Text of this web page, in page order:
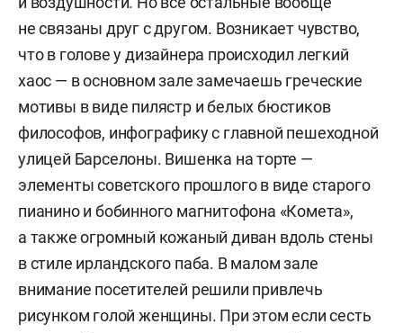
не связаны друг с другом. Возникает чувство,
что в голове у дизайнера происходил легкий
хаос — в основном зале замечаешь греческие
мотивы в виде пилястр и белых бюстиков
философов, инфографику с главной пешеходной
улицей Барселоны. Вишенка на торте —
элементы советского прошлого в виде старого
пианино и бобинного магнитофона «Комета»,
а также огромный кожаный диван вдоль стены
в стиле ирландского паба. В малом зале
внимание посетителей решили привлечь
рисунком голой женщины. При этом если сесть